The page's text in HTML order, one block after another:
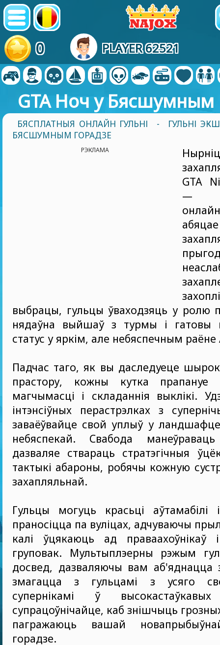
0 PLAYER 62521
GTA Ноч у Бясшумным
БЯСПЛАТНЫЯ ОНЛАЙН ГУЛЬНІ -
ГУЛЬНІ
БЯСШУМНЫМ ГОРАДЗЕ
РЭКЛАМА
GTA
—
абяцае
выбрацы, гульцы ўваходзяць у ролю
нядаўна выйшаў з турмы і гатовы
статус у яркім, але небяспечным раёне
Падчас таго, як вы даследуеце
прастору, кожны кутка прапануе
магчымасці і складаннiя выклікі.
інтэнсіўных перастрэлках з
заваёўвайце свой уплыў у
небяспекай. Свабода
дазваляе ствараць стратэгічныя
тактыкі абароны, робячы кожную
захапляльнай.
Гульцы могуць красьці аўтамабілі
праносіцца па вуліцах, адчуваючы
калі ўцякаюць ад праваахоўнікаў
груповак. Мультыплэерны рэжым
досвед, дазваляючы вам аб'яднацца
змагацца з гульцамі з усяго
супернікамі ў
супрацоўнічайце, каб знішчыць
пагражаюць вашай
горадзе.